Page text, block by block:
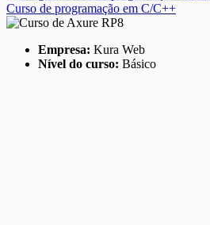
Curso de programação em C/C++
Empresa: Kura Web
Nível do curso: Básico